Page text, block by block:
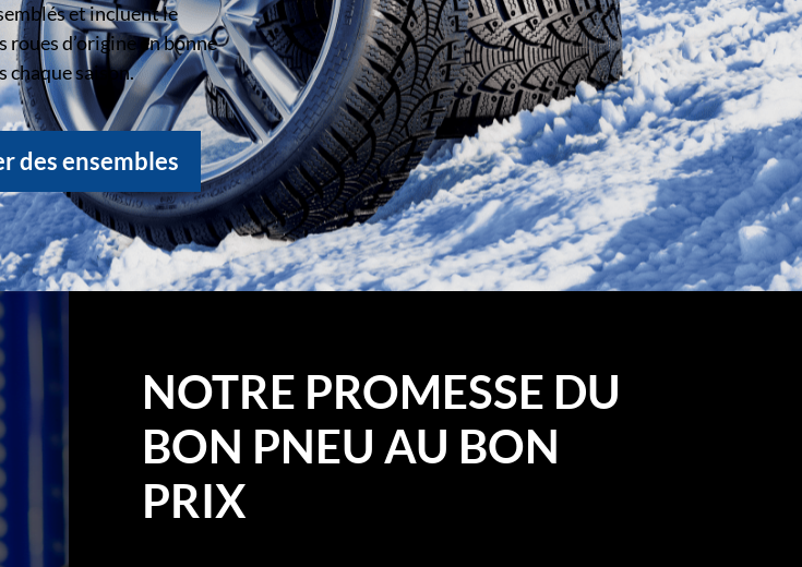
et incluent le
d’origine en bonne
chaque saison.
des ensembles
NOTRE PROMESSE DU
BON PNEU AU BON
PRIX